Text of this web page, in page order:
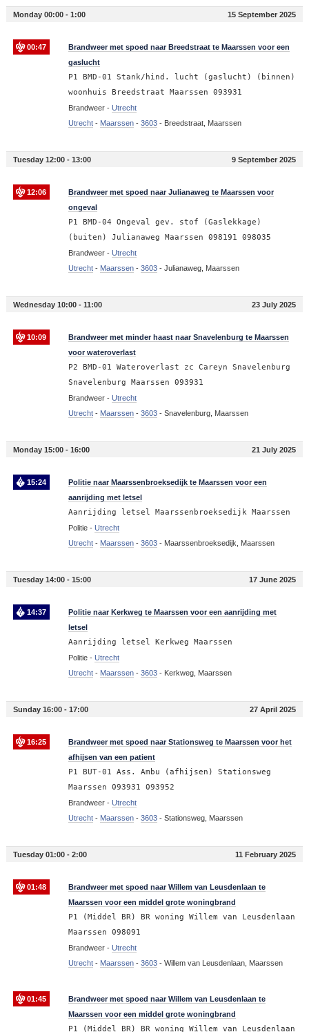
Monday 00:00 - 1:00 15 September 2025
00:47
Brandweer met spoed naar Breedstraat te Maarssen voor een
gaslucht
P1 BMD-01 Stank/hind. lucht (gaslucht) (binnen)
woonhuis Breedstraat Maarssen 093931
Brandweer - Utrecht
Utrecht- Maarssen- 3603- Breedstraat, Maarssen
Tuesday 12:00 - 13:00 9 September 2025
12:06
Brandweer met spoed naar Julianaweg te Maarssen voor
ongeval
P1 BMD-04 Ongeval gev. stof (Gaslekkage)
(buiten) Julianaweg Maarssen 098191 098035
Brandweer - Utrecht
Utrecht- Maarssen- 3603- Julianaweg, Maarssen
Wednesday 10:00 - 11:00 23 July 2025
10:09
Brandweer met minder haast naar Snavelenburg te Maarssen
voor wateroverlast
P2 BMD-01 Wateroverlast zc Careyn Snavelenburg
Snavelenburg Maarssen 093931
Brandweer - Utrecht
Utrecht- Maarssen- 3603- Snavelenburg, Maarssen
Monday 15:00 - 16:00 21 July 2025
15:24
Politie naar Maarssenbroeksedijk te Maarssen voor een
aanrijding met letsel
Aanrijding letsel Maarssenbroeksedijk Maarssen
Politie - Utrecht
Utrecht- Maarssen- 3603- Maarssenbroeksedijk, Maarssen
Tuesday 14:00 - 15:00 17 June 2025
14:37
Politie naar Kerkweg te Maarssen voor een aanrijding met
letsel
Aanrijding letsel Kerkweg Maarssen
Politie - Utrecht
Utrecht- Maarssen- 3603- Kerkweg, Maarssen
Sunday 16:00 - 17:00 27 April 2025
16:25
Brandweer met spoed naar Stationsweg te Maarssen voor het
afhijsen van een patient
P1 BUT-01 Ass. Ambu (afhijsen) Stationsweg
Maarssen 093931 093952
Brandweer - Utrecht
Utrecht- Maarssen- 3603- Stationsweg, Maarssen
Tuesday 01:00 - 2:00 11 February 2025
01:48
Brandweer met spoed naar Willem van Leusdenlaan te
Maarssen voor een middel grote woningbrand
P1 (Middel BR) BR woning Willem van Leusdenlaan
Maarssen 098091
Brandweer - Utrecht
Utrecht- Maarssen- 3603- Willem van Leusdenlaan, Maarssen
01:45
Brandweer met spoed naar Willem van Leusdenlaan te
Maarssen voor een middel grote woningbrand
P1 (Middel BR) BR woning Willem van Leusdenlaan